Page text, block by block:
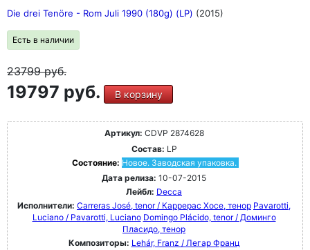
Die drei Tenöre - Rom Juli 1990 (180g) (LP) (2015)
Есть в наличии
23799руб.
19797 руб. В корзину
Артикул: CDVP 2874628
Состав: LP
Состояние: Новое. Заводская упаковка.
Дата релиза: 10-07-2015
Лейбл: Decca
Исполнители: Carreras José, tenor / Каррерас Хосе, тенор Pavarotti,
Luciano / Pavarotti, Luciano Domingo Plácido, tenor / Доминго
Пласидо, тенор
Композиторы: Lehár, Franz / Легар Франц